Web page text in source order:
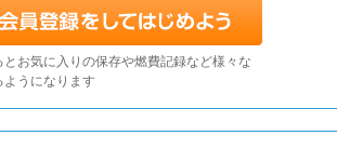
とお気に入りの保存や燃費記録など様々な
うになります